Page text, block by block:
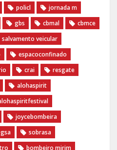
policl
jornada m
gbs cbmal
cbmce
salvamento veicular
espacoconfinado
crai
resgate
alohaspirit
joycebombeira
gsa
sobrasa
bombeiro mirim